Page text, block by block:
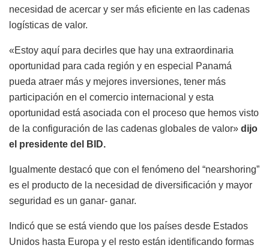
necesidad de acercar y ser más eficiente en las cadenas
logísticas de valor.
«Estoy aquí para decirles que hay una extraordinaria
oportunidad para cada región y en especial Panamá
pueda atraer más y mejores inversiones, tener más
participación en el comercio internacional y esta
oportunidad está asociada con el proceso que hemos visto
de la configuración de las cadenas globales de valor» dijo
el presidente del BID.
Igualmente destacó que con el fenómeno del “nearshoring”
es el producto de la necesidad de diversificación y mayor
seguridad es un ganar- ganar.
Indicó que se está viendo que los países desde Estados
Unidos hasta Europa y el resto están identificando formas